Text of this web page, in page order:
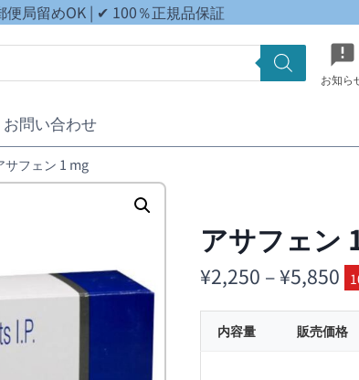
局留めOK | ✔ 100％正規品保証
お知ら
お問い合わせ
サフェン 1 mg
アサフェン
¥2,250 –¥5,850価
格
帯:
内容量 販売価格